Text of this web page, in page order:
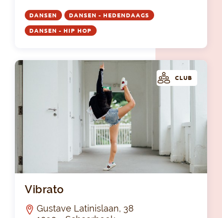
DANSEN DANSEN - HEDENDAAGS
DANSEN - HIP HOP
CLUB
Vibrato
Gustave Latinislaan, 38